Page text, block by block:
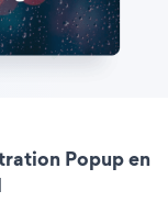
Popup en